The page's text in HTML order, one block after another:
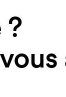
?